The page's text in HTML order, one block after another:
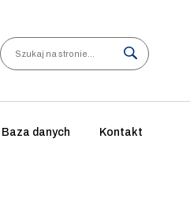
Search
Baza danych Kontakt